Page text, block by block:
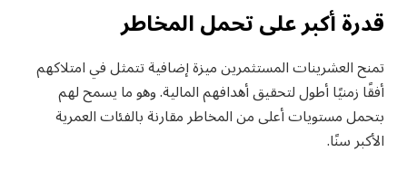
قدرة أكبر على تحمل المخاطر
تمنح العشرينات المستثمرين ميزة إضافية تتمثل في امتلاكهم
أفقًا زمنيًا أطول لتحقيق أهدافهم المالية. وهو ما يسمح لهم
بتحمل مستويات أعلى من المخاطر مقارنة بالفئات العمرية
الأكبر سنًا.